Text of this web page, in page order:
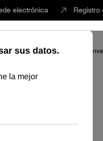
electrónica Registro
universitariaProfesorado